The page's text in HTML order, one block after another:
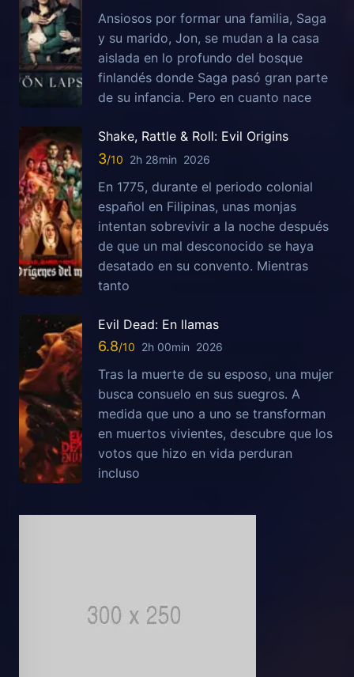
Ansiosos por formar una familia, Saga
y su marido, Jon, se mudan a la casa
aislada en lo profundo del bosque
finlandés donde Saga pasó gran parte
de su infancia. Pero en cuanto nace
Shake, Rattle & Roll: Evil Origins
3 2h 28min 2026
En 1775, durante el periodo colonial
español en Filipinas, unas monjas
intentan sobrevivir a la noche después
de que un mal desconocido se haya
desatado en su convento. Mientras
tanto
Evil Dead: En llamas
6.8 2h 00min 2026
Tras la muerte de su esposo, una mujer
busca consuelo en sus suegros. A
medida que uno a uno se transforman
en muertos vivientes, descubre que los
votos que hizo en vida perduran
incluso